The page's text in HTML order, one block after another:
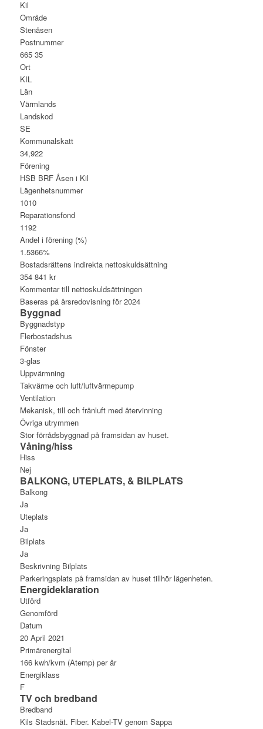
Kil
Område
Stenåsen
Postnummer
665 35
Ort
KIL
Län
Värmlands
Landskod
SE
Kommunalskatt
34,922
Förening
HSB BRF Åsen i Kil
Lägenhetsnummer
1010
Reparationsfond
1192
Andel i förening (%)
1.5366%
Bostadsrättens indirekta nettoskuldsättning
354 841 kr
Kommentar till nettoskuldsättningen
Baseras på årsredovisning för 2024
Byggnad
Byggnadstyp
Flerbostadshus
Fönster
3-glas
Uppvärmning
Takvärme och luft/luftvärmepump
Ventilation
Mekanisk, till och frånluft med återvinning
Övriga utrymmen
Stor förrådsbyggnad på framsidan av huset.
Våning/hiss
Hiss
Nej
BALKONG, UTEPLATS, & BILPLATS
Balkong
Ja
Uteplats
Ja
Bilplats
Ja
Beskrivning Bilplats
Parkeringsplats på framsidan av huset tillhör lägenheten.
Energideklaration
Utförd
Genomförd
Datum
20 April 2021
Primärenergital
166 kwh/kvm (Atemp) per år
Energiklass
F
TV och bredband
Bredband
Kils Stadsnät. Fiber. Kabel-TV genom Sappa